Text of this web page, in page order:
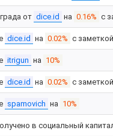
от dice.id на 0.16% с
dice.id на 0.02% с
itrigun на 10%
dice.id на 0.02% с
spamovich на 10%
в социальный